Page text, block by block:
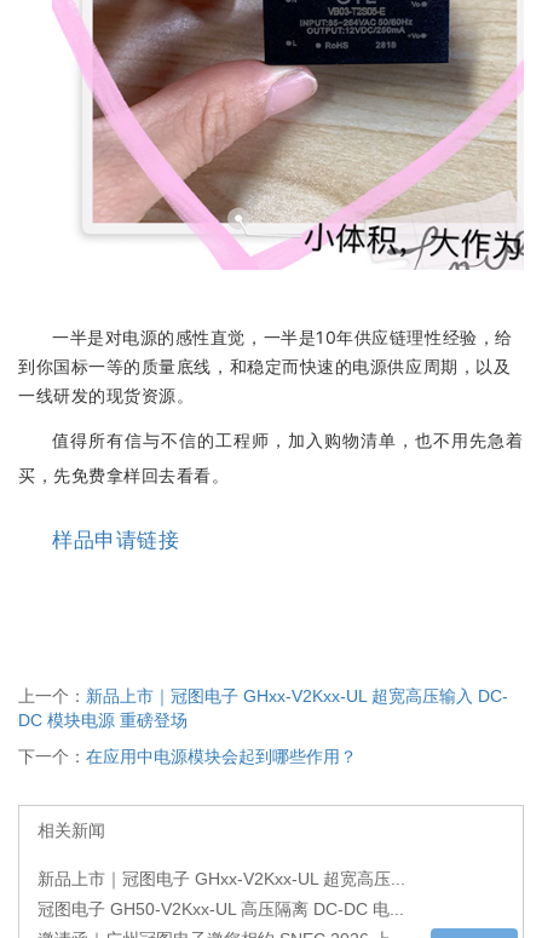
一半是对电源的感性直觉，一半是10年供应链理性经验，给
到你国标一等的质量底线，和稳定而快速的电源供应周期，以及
一线研发的现货资源。
值得所有信与不信的工程师，加入购物清单，也不用先急着
买，先免费拿样回去看看。
样品申请链接
上一个： 新品上市｜冠图电子 GHxx-V2Kxx-UL 超宽高压输入 DC-
DC 模块电源 重磅登场
下一个： 在应用中电源模块会起到哪些作用？
相关新闻
新品上市｜冠图电子 GHxx-V2Kxx-UL 超宽高压...
冠图电子 GH50-V2Kxx-UL 高压隔离 DC-DC 电...